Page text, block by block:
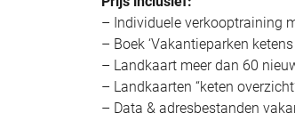
– Individuele verkooptraining
– Boek ‘Vakantieparken
– Landkaart meer dan 60
– Landkaarten “keten
– Data & adresbestanden